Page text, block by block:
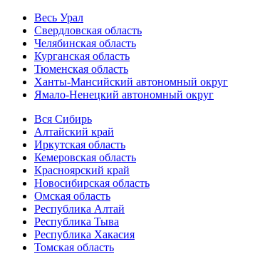
Весь Урал
Свердловская область
Челябинская область
Курганская область
Тюменская область
Ханты-Мансийский автономный округ
Ямало-Ненецкий автономный округ
Вся Сибирь
Алтайский край
Иркутская область
Кемеровская область
Красноярский край
Новосибирская область
Омская область
Республика Алтай
Республика Тыва
Республика Хакасия
Томская область